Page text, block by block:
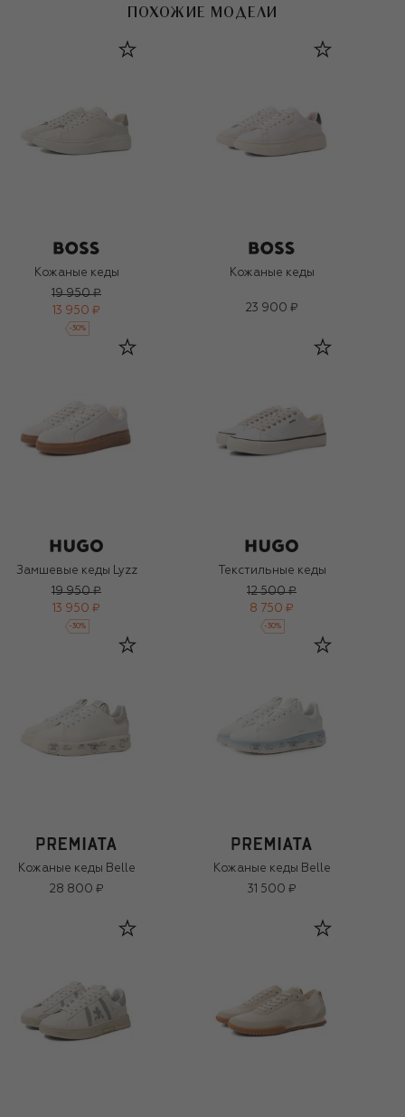
ПОХОЖИЕ МОДЕЛИ
Кожаные кеды
19 950 ₽
13 950 ₽
-30%
Кожаные кеды
23 900 ₽
Замшевые кеды Lyzz
19 950 ₽
13 950 ₽
-30%
Текстильные кеды
12 500 ₽
8 750 ₽
-30%
Кожаные кеды Belle
28 800 ₽
Кожаные кеды Belle
31 500 ₽